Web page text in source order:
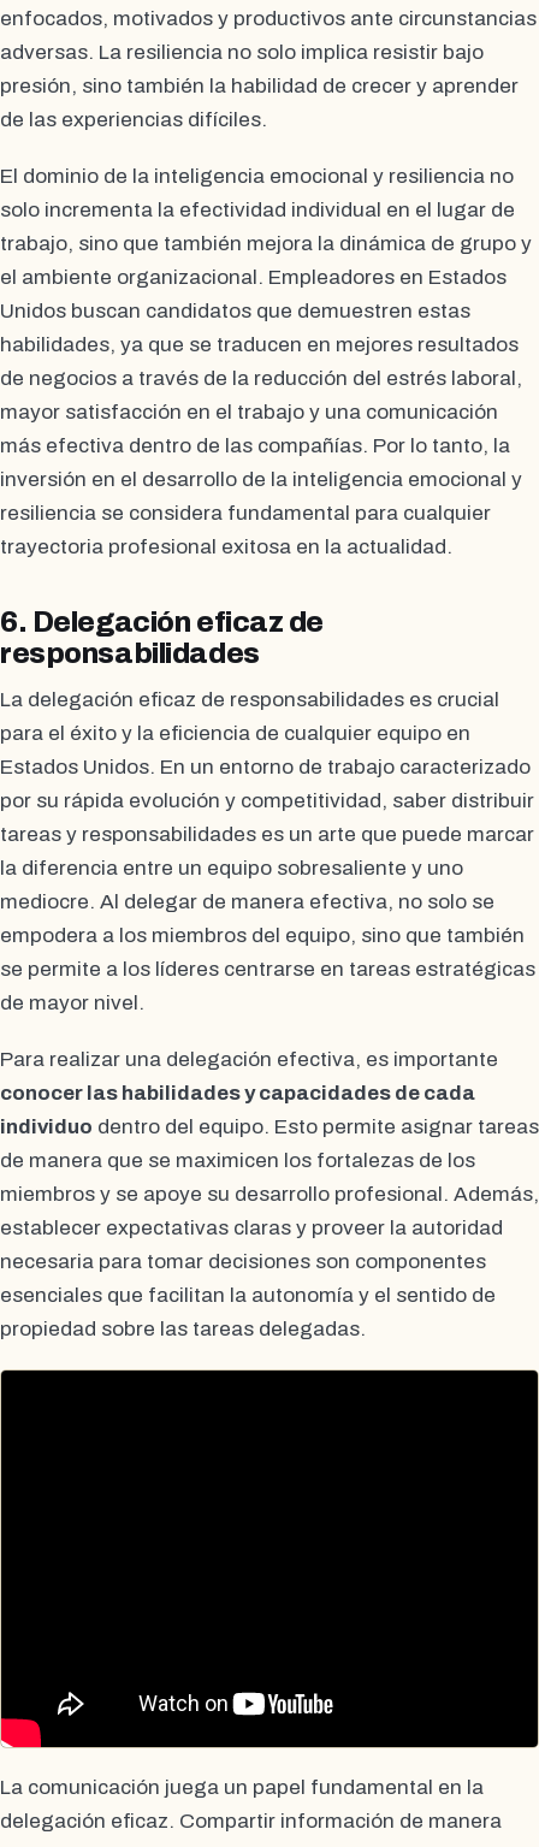
enfocados, motivados y productivos ante circunstancias
adversas. La resiliencia no solo implica resistir bajo
presión, sino también la habilidad de crecer y aprender
de las experiencias difíciles.
El dominio de la inteligencia emocional y resiliencia no
solo incrementa la efectividad individual en el lugar de
trabajo, sino que también mejora la dinámica de grupo y
el ambiente organizacional. Empleadores en Estados
Unidos buscan candidatos que demuestren estas
habilidades, ya que se traducen en mejores resultados
de negocios a través de la reducción del estrés laboral,
mayor satisfacción en el trabajo y una comunicación
más efectiva dentro de las compañías. Por lo tanto, la
inversión en el desarrollo de la inteligencia emocional y
resiliencia se considera fundamental para cualquier
trayectoria profesional exitosa en la actualidad.
6. Delegación eficaz de
responsabilidades
La delegación eficaz de responsabilidades es crucial
para el éxito y la eficiencia de cualquier equipo en
Estados Unidos. En un entorno de trabajo caracterizado
por su rápida evolución y competitividad, saber distribuir
tareas y responsabilidades es un arte que puede marcar
la diferencia entre un equipo sobresaliente y uno
mediocre. Al delegar de manera efectiva, no solo se
empodera a los miembros del equipo, sino que también
se permite a los líderes centrarse en tareas estratégicas
de mayor nivel.
Para realizar una delegación efectiva, es importante
conocer las habilidades y capacidades de cada
individuo dentro del equipo. Esto permite asignar tareas
de manera que se maximicen los fortalezas de los
miembros y se apoye su desarrollo profesional. Además,
establecer expectativas claras y proveer la autoridad
necesaria para tomar decisiones son componentes
esenciales que facilitan la autonomía y el sentido de
propiedad sobre las tareas delegadas.
La comunicación juega un papel fundamental en la
delegación eficaz. Compartir información de manera